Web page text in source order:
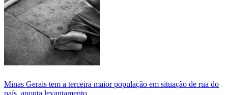
Minas Gerais tem a terceira maior população em situação de rua do
país, aponta levantamento